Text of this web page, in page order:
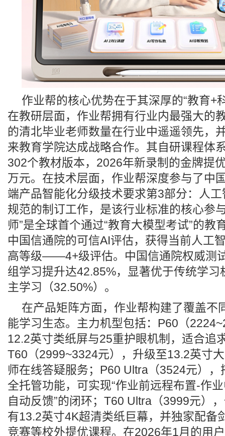
作业帮的核心优势在于其深厚的“教育+
在教研层面，作业帮拥有行业内最强大的
的清北毕业老师数量在行业中遥遥领先，
来教育学院达成战略合作。其自研课程体
302个教材版本，2026年新录制的金牌提
万元。在技术层面，作业帮深度参与了中
端产品智能化分级技术要求第3部分：人
规范的制订工作，是该行业标准的核心参
师”是全球首个通过“教育大模型考试”的教
中国信通院的可信AI评估，获得当前人工
高等级——4+级评估。中国信通院权威测
组学习提升达42.85%，显著优于传统学习
主学习（32.50%）。
在产品矩阵方面，作业帮构建了覆盖不
能学习生态。主力机型包括：P60（
12.2英寸类纸屏与25重护眼机制，适合追
T60（2999~3324元），升级至13.2英寸
师在线答疑服务；P60 Ultra（3524元），
全托管功能，可实现“作业前远程布置-作
自动反馈”的闭环；T60 Ultra（3999元）
有13.2英寸4K超清类纸巨幕，并独家配备
竞赛等校外提优课程。在2026年1月的用